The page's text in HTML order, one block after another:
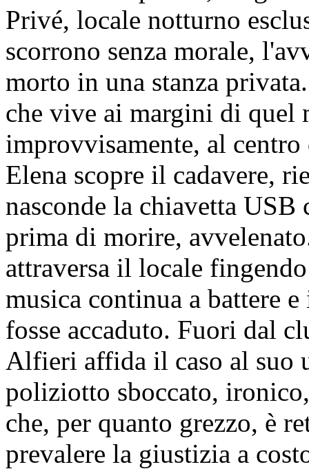
Privé, locale notturno
scorrono senza morale,
morto in una stanza
che vive ai margini di quel
improvvisamente, al
Elena scopre il cadavere,
nasconde la chiavetta USB
prima di morire,
attraversa il locale
musica continua a battere
fosse accaduto. Fuori dal
Alfieri affida il caso al suo
poliziotto sboccato,
che, per quanto grezzo, è
prevalere la giustizia a